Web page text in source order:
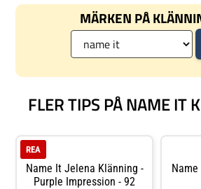
vilket gör
MÄRKEN PÅ
FLER TIPS PÅ NAME IT
Name It Jelena Klänning -
Purple Impression - 92
REA